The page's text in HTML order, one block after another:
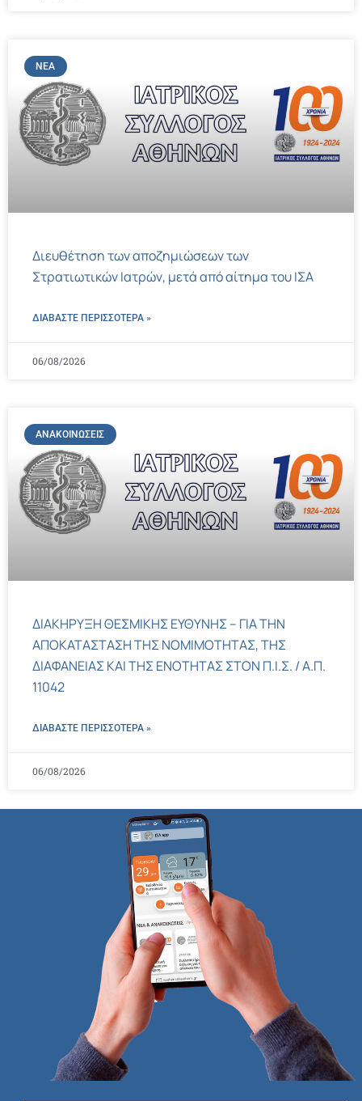
ΝΈΑ
Διευθέτηση των αποζημιώσεων των
Στρατιωτικών Ιατρών, μετά από αίτημα του ΙΣΑ
ΔΙΑΒΑΣΤΕ ΠΕΡΙΣΣΌΤΕΡΑ »
06/08/2026
ΑΝΑΚΟΙΝΏΣΕΙΣ
ΔΙΑΚΗΡΥΞΗ ΘΕΣΜΙΚΗΣ ΕΥΘΥΝΗΣ – ΓΙΑ ΤΗΝ
ΑΠΟΚΑΤΑΣΤΑΣΗ ΤΗΣ ΝΟΜΙΜΟΤΗΤΑΣ, ΤΗΣ
ΔΙΑΦΑΝΕΙΑΣ ΚΑΙ ΤΗΣ ΕΝΟΤΗΤΑΣ ΣΤΟΝ Π.Ι.Σ. / Α.Π.
11042
ΔΙΑΒΑΣΤΕ ΠΕΡΙΣΣΌΤΕΡΑ »
06/08/2026